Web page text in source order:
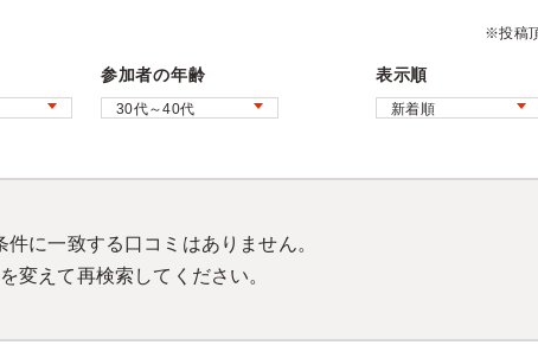
※投稿
参加者の年齢 表示順
件に一致する口コミはありません。
変えて再検索してください。